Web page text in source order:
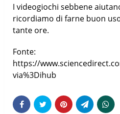
I videogiochi sebbene
ricordiamo di farne buon
tante ore.
Fonte:
https://
via%3Dihub